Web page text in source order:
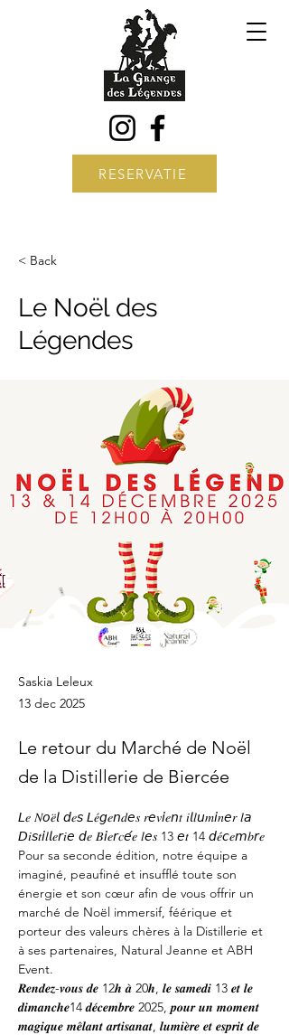
RESERVATIE
< Back
Le Noël des
Légendes
Saskia Leleux
13 dec 2025
Le retour du Marché de Noël
de la Distillerie de Biercée
𝘓𝑒 𝑁𝘰𝑒̈𝘭 𝘥𝑒𝘴 𝘓𝑒́𝘨𝑒𝘯𝑑𝘦𝑠 𝑟𝘦𝑣𝘪𝑒𝘯𝑡 𝑖𝘭𝑙𝘶𝑚𝘪𝑛𝘦𝑟 𝑙𝘢
𝘋𝑖𝘴𝑡𝘪𝑙𝘭𝑒𝘳𝑖𝘦 𝘥𝑒 𝐵𝘪𝑒𝘳𝑐𝘦́𝑒 𝑙𝘦𝑠 13 𝘦𝑡 14 𝘥𝑒́𝘤𝑒𝘮𝑏𝘳𝑒
Pour sa seconde édition, notre équipe a
imaginé, peaufiné et insufflé toute son
énergie et son cœur afin de vous offrir un
marché de Noël immersif, féérique et
porteur des valeurs chères à la Distillerie et
à ses partenaires, Natural Jeanne et ABH
Event.
𝑹𝒆𝒏𝒅𝒆𝒛-𝒗𝒐𝒖𝒔 𝒅𝒆 12𝒉 𝒂̀ 20𝒉, 𝒍𝒆 𝒔𝒂𝒎𝒆𝒅𝒊 13 𝒆𝒕 𝒍𝒆
𝒅𝒊𝒎𝒂𝒏𝒄𝒉𝒆14 𝒅𝒆́𝒄𝒆𝒎𝒃𝒓𝒆 2025, 𝒑𝒐𝒖𝒓 𝒖𝒏 𝒎𝒐𝒎𝒆𝒏𝒕
𝒎𝒂𝒈𝒊𝒒𝒖𝒆 𝒎𝒆̂𝒍𝒂𝒏𝒕 𝒂𝒓𝒕𝒊𝒔𝒂𝒏𝒂𝒕, 𝒍𝒖𝒎𝒊𝒆̀𝒓𝒆 𝒆𝒕 𝒆𝒔𝒑𝒓𝒊𝒕 𝒅𝒆